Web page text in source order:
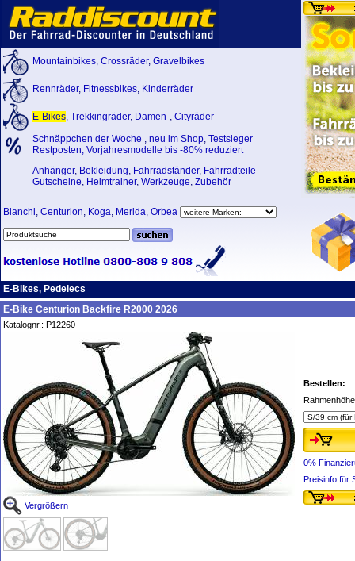
Mountainbikes, Crossräder, Gravelbikes
Rennräder, Fitnessbikes, Kinderräder
E-Bikes, Trekkingräder, Damen-, Cityräder
Schnäppchen der Woche , neu im Shop, Testsieger
Restposten, Vorjahresmodelle bis -80% reduziert
Anhänger, Bekleidung, Fahrradständer, Fahrradteile
Gutscheine, Heimtrainer, Werkzeuge, Zubehör
Bianchi, Centurion, Koga, Merida, Orbea
E-Bikes, Pedelecs
E-Bike Centurion Backfire R2000 2026
Katalognr.: P12260
Vergrößern
Bestellen:
0%
Preisinfo für